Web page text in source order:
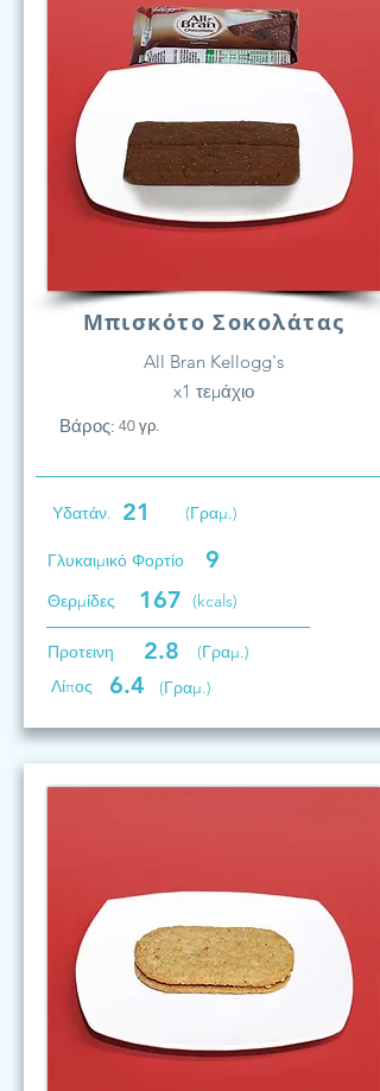
Μπισκότο Σοκολάτας
All Bran Kellogg's
x1 τεμάχιο
Βάρος: 40 γρ.
Υδατάν. 21 (Γραμ.)
Γλυκαιμικό Φορτίο 9
Θερμίδες 167 (kcals)
Προτεινη 2.8
(Γραμ.)
Λίπος
6.4 (Γραμ.)